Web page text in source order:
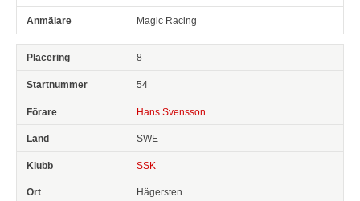
Magic Racing
8
54
Hans Svensson
SWE
SSK
Hägersten